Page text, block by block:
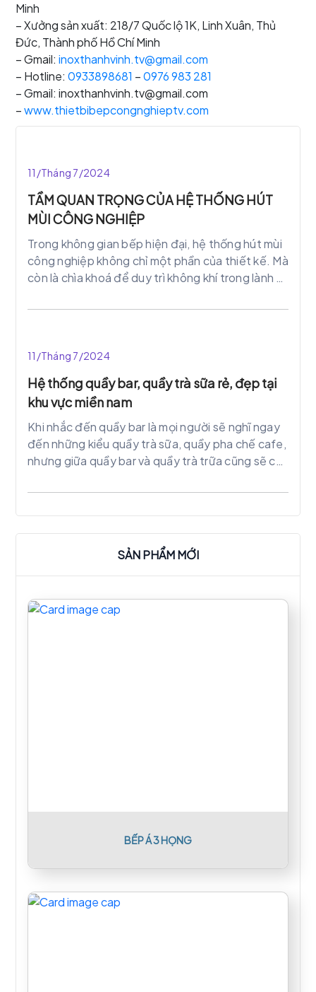
Minh
– Xưởng sản xuất: 218/7 Quốc lộ 1K, Linh Xuân, Thủ
Đức, Thành phố Hồ Chí Minh
– Gmail: inoxthanhvinh.tv@gmail.com
– Hotline: 0933898681 –0976 983 281
– Gmail: inoxthanhvinh.tv@gmail.com
–www.thietbibepcongnghieptv.com
11/Tháng 7/2024
TẦM QUAN TRỌNG CỦA HỆ THỐNG HÚT
MÙI CÔNG NGHIỆP
Trong không gian bếp hiện đại, hệ thống hút mùi
công nghiệp không chỉ một phần của thiết kế. Mà
còn là chìa khoá để duy trì không khí trong lành và
ích của chúng trong không gian bếp.
11/Tháng 7/2024
Hệ thống quầy bar, quầy trà sữa rẻ, đẹp tại
khu vực miền nam
Khi nhắc đến quầy bar là mọi người sẽ nghĩ ngay
đến những kiểu quầy trà sữa, quầy pha chế cafe,
nhưng giữa quầy bar và quầy trà trữa cũng sẽ có
mỗi quầy.
SẢN PHẨM MỚI
BẾP Á 3 HỌNG